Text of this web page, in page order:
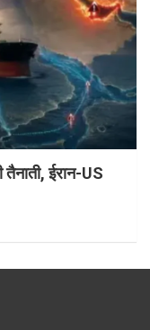
तैनाती, ईरान-US